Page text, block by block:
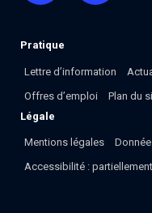
Pratique
Lettre d’information
Offres d’emploi
Plan du
Légale
Mentions légales
Accessibilité :